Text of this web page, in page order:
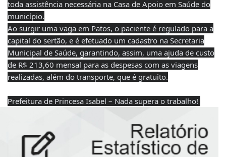
toda assistência necessária na Casa de Apoio em Saúde do
município.
Ao surgir uma vaga em Patos, o paciente é regulado para a
capital do sertão, e é efetuado um cadastro na Secretaria
Municipal de Saúde, garantindo, assim, uma ajuda de custo
de R$ 213,60 mensal para as despesas com as viagens
realizadas, além do transporte, que é gratuito.
Prefeitura de Princesa Isabel – Nada supera o trabalho!